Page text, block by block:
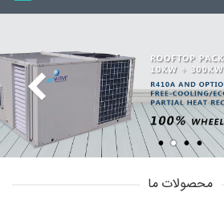
محصولات ما